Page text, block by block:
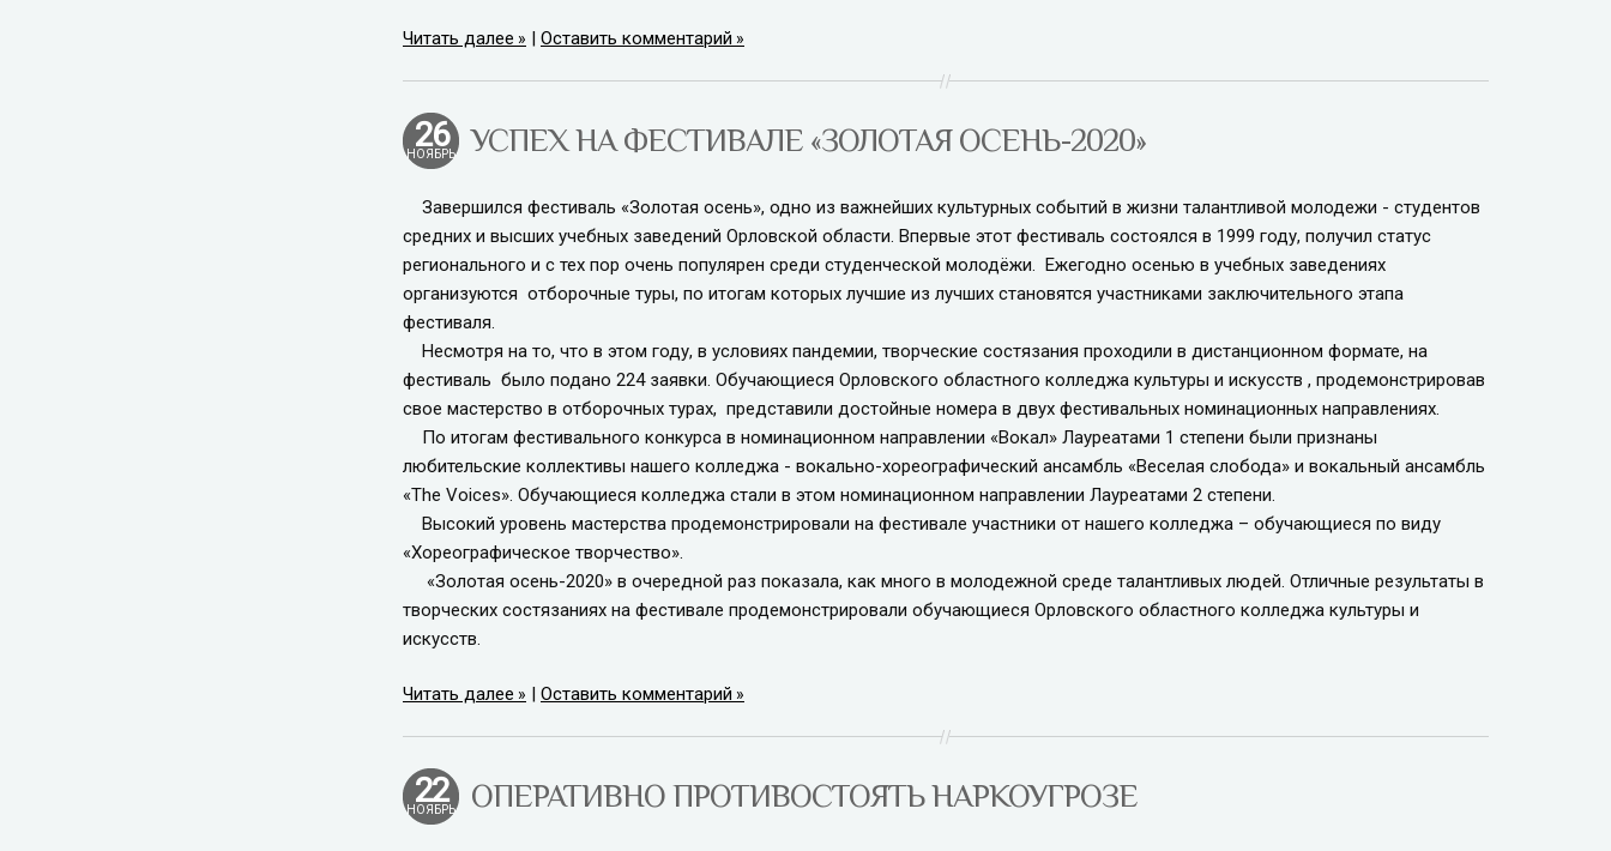
Читать далее | Оставить комментарий
26
НОЯБРЬ УСПЕХ НА ФЕСТИВАЛЕ «ЗОЛОТАЯ ОСЕНЬ-2020»
Завершился фестиваль «Золотая осень», одно из важнейших культурных событий в жизни талантливой молодежи - студентов
средних и высших учебных заведений Орловской области. Впервые этот фестиваль состоялся в 1999 году, получил статус
регионального и с тех пор очень популярен среди студенческой молодёжи. Ежегодно осенью в учебных заведениях
организуются отборочные туры, по итогам которых лучшие из лучших становятся участниками заключительного этапа
фестиваля.
Несмотря на то, что в этом году, в условиях пандемии, творческие состязания проходили в дистанционном формате, на
фестиваль было подано 224 заявки. Обучающиеся Орловского областного колледжа культуры и искусств , продемонстрировав
свое мастерство в отборочных турах, представили достойные номера в двух фестивальных номинационных направлениях.
По итогам фестивального конкурса в номинационном направлении «Вокал» Лауреатами 1 степени были признаны
любительские коллективы нашего колледжа - вокально-хореографический ансамбль «Веселая слобода» и вокальный ансамбль
«The Voices». Обучающиеся колледжа стали в этом номинационном направлении Лауреатами 2 степени.
Высокий уровень мастерства продемонстрировали на фестивале участники от нашего колледжа – обучающиеся по виду
«Хореографическое творчество».
«Золотая осень-2020» в очередной раз показала, как много в молодежной среде талантливых людей. Отличные результаты в
творческих состязаниях на фестивале продемонстрировали обучающиеся Орловского областного колледжа культуры и
искусств.
Читать далее | Оставить комментарий
22
НОЯБРЬ ОПЕРАТИВНО ПРОТИВОСТОЯТЬ НАРКОУГРОЗЕ